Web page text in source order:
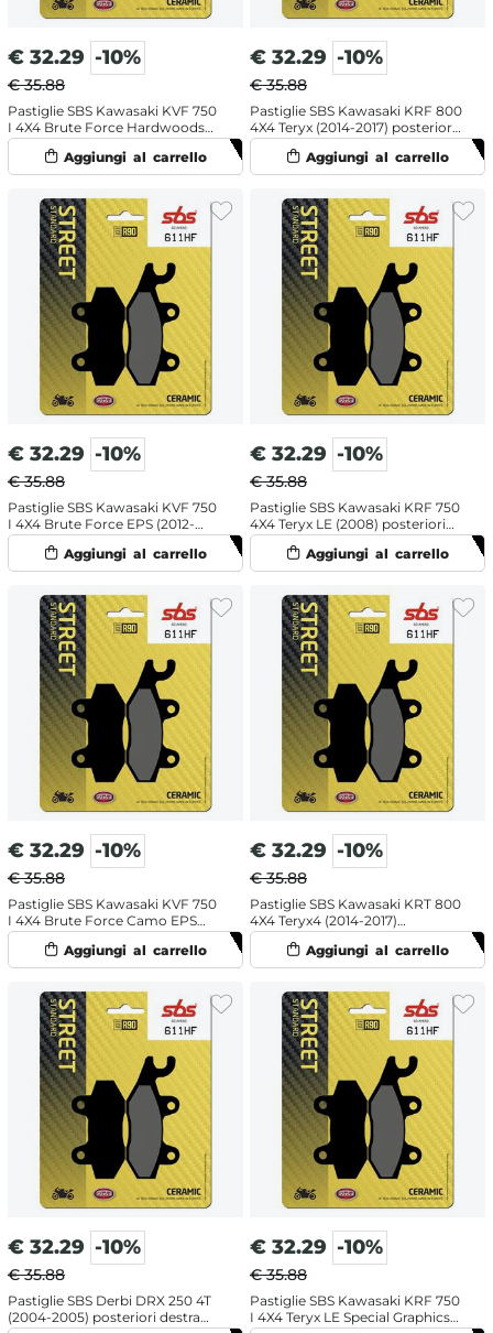
€ 32.29 -10%
€ 35.88
Pastiglie SBS Kawasaki KVF 750
I 4X4 Brute Force Hardwoods
Green HD (2005-2010) posteriori
destra ceramiche
€ 32.29 -10%
€ 35.88
Pastiglie SBS Kawasaki KRF 800
4X4 Teryx (2014-2017) posteriori
destra ceramiche
€ 32.29 -10%
€ 35.88
Pastiglie SBS Kawasaki KVF 750
I 4X4 Brute Force EPS (2012-
2015) posteriori destra
ceramiche
€ 32.29 -10%
€ 35.88
Pastiglie SBS Kawasaki KRF 750
4X4 Teryx LE (2008) posteriori
destra ceramiche
€ 32.29 -10%
€ 35.88
Pastiglie SBS Kawasaki KVF 750
I 4X4 Brute Force Camo EPS
(2012-2015) posteriori destra
ceramiche
€ 32.29 -10%
€ 35.88
Pastiglie SBS Kawasaki KRT 800
4X4 Teryx4 (2014-2017)
posteriori destra ceramiche
€ 32.29 -10%
€ 35.88
Pastiglie SBS Derbi DRX 250 4T
(2004-2005) posteriori destra
€ 32.29 -10%
€ 35.88
Pastiglie SBS Kawasaki KRF 750
I 4X4 Teryx LE Special Graphics